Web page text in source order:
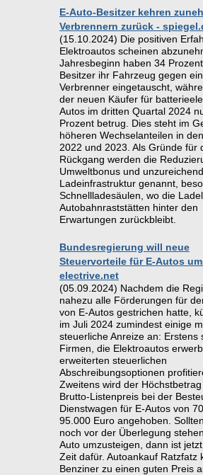
E-Auto-Besitzer kehren
Verbrennern zurück -
(15.10.2024) Die positiven
Elektroautos scheinen
Jahresbeginn haben 34
Besitzer ihr Fahrzeug gegen
Verbrenner eingetauscht,
der neuen Käufer für
Autos im dritten Quartal 2024
Prozent betrug. Dies steht im
höheren Wechselanteilen in
2022 und 2023. Als Gründe für
Rückgang werden die
Umweltbonus und
Ladeinfrastruktur genannt,
Schnellladesäulen, wo die
Autobahnraststätten hinter den
Erwartungen zurückbleibt.
Bundesregierung will neue
Steuervorteile für E-Autos
electrive.net
(05.09.2024) Nachdem die
nahezu alle Förderungen für
von E-Autos gestrichen hatte,
im Juli 2024 zumindest einige
steuerliche Anreize an: Erstens
Firmen, die Elektroautos
erweiterten steuerlichen
Abschreibungsoptionen
Zweitens wird der
Brutto-Listenpreis bei der
Dienstwagen für E-Autos von
95.000 Euro angehoben.
noch vor der Überlegung
Auto umzusteigen, dann ist
Zeit dafür. Autoankauf Ratzfatz
Benziner zu einen guten Preis